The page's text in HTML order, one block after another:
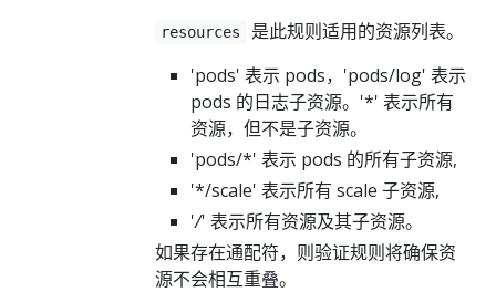
resources
是此规则适用的资源列表。
'pods' 表示 pods，'pods/log' 表示
pods 的日志子资源。'*' 表示所有
资源，但不是子资源。
'pods/*' 表示 pods 的所有子资源,
'*/scale' 表示所有 scale 子资源,
'/' 表示所有资源及其子资源。
如果存在通配符，则验证规则将确保资
源不会相互重叠。